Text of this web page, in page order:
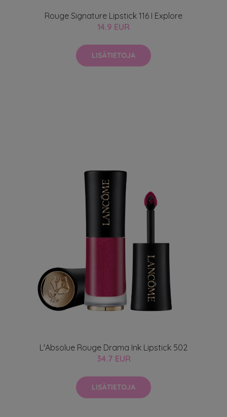
Rouge Signature Lipstick 116 I Explore
14.9 EUR
LISÄTIETOJA
L'Absolue Rouge Drama Ink Lipstick 502
34.7 EUR
LISÄTIETOJA